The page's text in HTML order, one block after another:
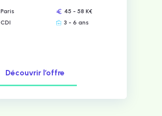
Paris
45 - 58 K€
CDI
3 - 6 ans
Découvrir l’offre